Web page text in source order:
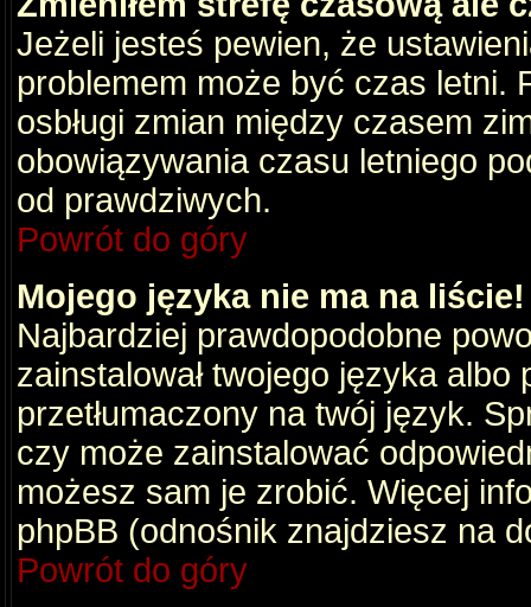
Jeżeli jesteś pewien, że
problemem może być czas letni.
osbługi zmian między czasem
obowiązywania czasu letniego
od prawdziwych.
Powrót do góry
Mojego języka nie ma na liście!
Najbardziej prawdopodobne
zainstalował twojego języka albo
przetłumaczony na twój język.
czy może zainstalować
możesz sam je zrobić. Więcej
phpBB (odnośnik znajdziesz na
Powrót do góry